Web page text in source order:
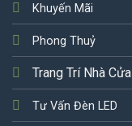
Khuyến Mãi
Phong Thuỷ
Trang Trí Nhà Cửa
Tư Vấn Đèn LED